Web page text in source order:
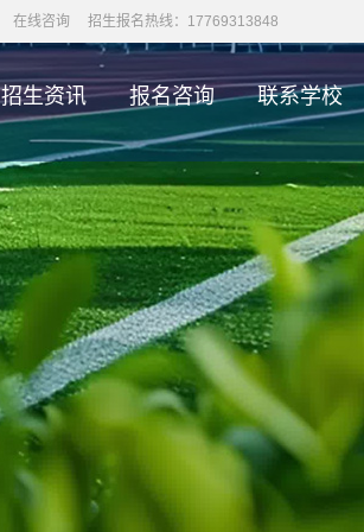
在线咨询 招生报名热线：17769313848
招生资讯 报名咨询 联系学校